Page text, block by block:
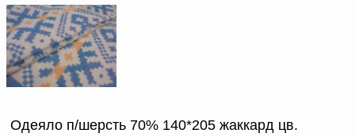
Вопросы и ответы
Новости | Статьи
Одеяло п/шерсть 70% 140*205 жаккард цв.